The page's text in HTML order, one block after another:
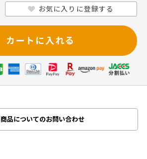
お気に入りに登録する
カートに入れる
商品についてのお問い合わせ